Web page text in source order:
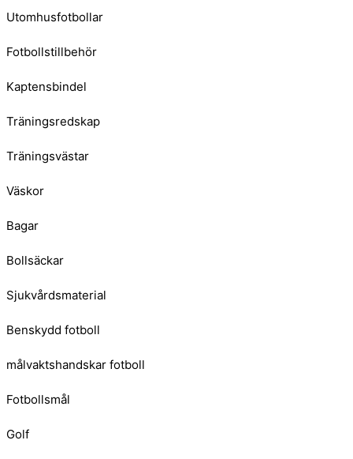
Utomhusfotbollar
Fotbollstillbehör
Kaptensbindel
Träningsredskap
Träningsvästar
Väskor
Bagar
Bollsäckar
Sjukvårdsmaterial
Benskydd fotboll
målvaktshandskar fotboll
Fotbollsmål
Golf